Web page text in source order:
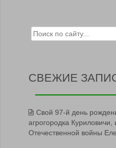
Search for:
СВЕЖИЕ
Свой 97-й день
агрогородка
Отечественной войны